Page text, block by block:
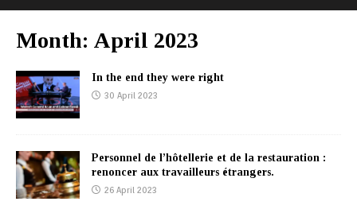
Month: April 2023
In the end they were right
30 April 2023
Personnel de l’hôtellerie et de la restauration :
renoncer aux travailleurs étrangers.
26 April 2023